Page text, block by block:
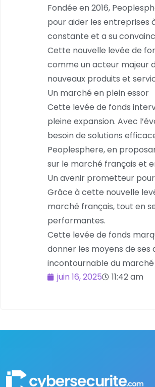
Fondée en 2016,
pour aider les entreprises
constante et a su
Cette nouvelle levée de
comme un acteur majeur
nouveaux produits et
Un marché en plein essor
Cette levée de fonds
pleine expansion. Avec
besoin de solutions
Peoplesphere, en
sur le marché français et
Un avenir prometteur
Grâce à cette nouvelle
marché français, tout en
performantes.
Cette levée de fonds
donner les moyens de
incontournable du marché
juin 16, 2025
11:42 am